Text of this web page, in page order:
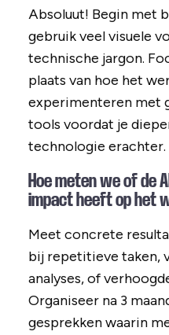
Absoluut! Begin met
gebruik veel visuele
technische jargon.
plaats van hoe het
experimenteren met
tools voordat je
technologie erachter.
Hoe meten we of de
impact heeft op het
Meet concrete
bij repetitieve taken,
analyses, of
Organiseer na 3
gesprekken waarin